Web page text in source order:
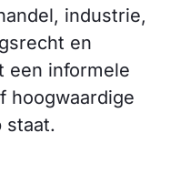
industrie,
en
een informele
hoogwaardige
staat.